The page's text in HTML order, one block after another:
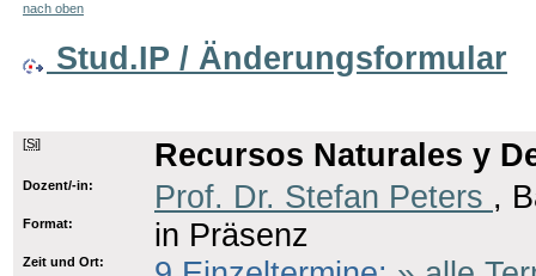
nach oben
Stud.IP / Änderungsformular
[Si] Recursos Naturales y
Dozent/-in: Prof. Dr. Stefan Peters ,
Format: in Präsenz
Zeit und Ort: